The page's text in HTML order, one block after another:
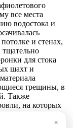
все места
водостока и
и стенах,
тщательно
для стока
шахт и
трещины, в
Также
на которых
швы ×